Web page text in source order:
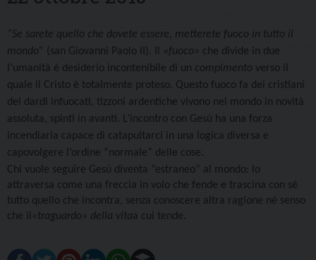
“Se sarete quello che dovete essere, metterete fuoco in tutto il
mondo”
(san Giovanni Paolo II). «fuoco » che divide in due
l’umanità è desiderio incontenibile di un compimento verso il
quale il Cristo è totalmente proteso. Questo fuoco fa dei cristiani
dei dardi infuocati, tizzoni ardentiche vivono nel mondo in novità
assoluta, spinti in avanti. L’incontro con Gesù ha una forza
incendiaria capace di catapultarci in una logica diversa e
capovolgere l’ordine “normale” delle cose.
Chi vuole seguire Gesù diventa “estraneo” al mondo: lo
attraversa come una freccia in volo che fende e trascina con sé
tutto quello che incontra, senza conoscere altra ragione né senso
che il «traguardo» della vitaa cui tende.